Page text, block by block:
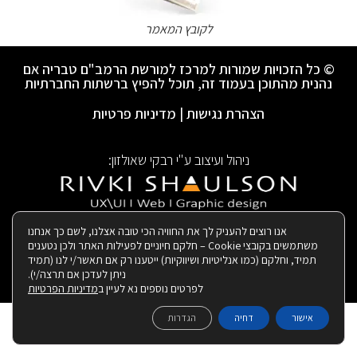
לקובץ המאמר
© כל הזכויות שמורות למרכז למורשת הרמב"ם טבריה אם
נהנית מהתוכן בעמוד זה, תוכל להפיץ ברשתות החברתיות
הצהרת נגישות | מדיניות פרטיות
ניהול ועיצוב ע"י רבקי שאולזון:
| בנייה ותחזוקת האתר:
אנו רוצים להעניק לך את החוויה הכי טובה אצלנו, לשם כך אנחנו
משתמשים בקובצי Cookie – חלקם חיוניים לפעילות האתר ולכן נטענים
תמיד, וחלקם (כמו אנליטיות ושיווקיות) ייטענו רק אם תאשר/י לנו (תמיד
ניתן לעדכן אם תרצה/י).
לפרטים נוספים נא לעיין במדיניות הפרטיות
אישור דחיה הגדרות